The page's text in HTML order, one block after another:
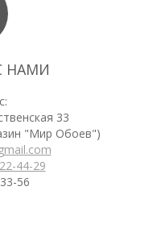
НАМИ
33
"Мир Обоев")
44-29
56